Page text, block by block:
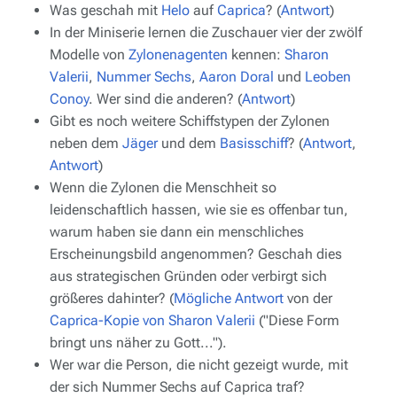
Was geschah mit Helo auf Caprica? (Antwort)
In der Miniserie lernen die Zuschauer vier der zwölf
Modelle von Zylonenagenten kennen: Sharon
Valerii, Nummer Sechs, Aaron Doral und Leoben
Conoy. Wer sind die anderen? (Antwort)
Gibt es noch weitere Schiffstypen der Zylonen
neben dem Jägerund dem Basisschiff? (Antwort,
Antwort)
Wenn die Zylonen die Menschheit so
leidenschaftlich hassen, wie sie es offenbar tun,
warum haben sie dann ein menschliches
Erscheinungsbild angenommen? Geschah dies
aus strategischen Gründen oder verbirgt sich
größeres dahinter? (Mögliche Antwort von der
Caprica-Kopie von Sharon Valerii ("Diese Form
bringt uns näher zu Gott...").
Wer war die Person, die nicht gezeigt wurde, mit
der sich Nummer Sechs auf Caprica traf?